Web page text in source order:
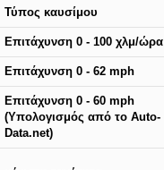
Τύπος καυσίμου
Επιτάχυνση 0 - 100 χλμ/ώρα
Επιτάχυνση 0 - 62 mph
Επιτάχυνση 0 - 60 mph
(Υπολογισμός από το Auto-
Data.net)